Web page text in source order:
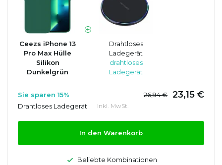
Ceezs iPhone 13
Pro Max Hülle
Silikon
Dunkelgrün
Drahtloses
Ladegerät
drahtloses
Ladegerät
Sie sparen 15% 26,94 € 23,15 €
Drahtloses Ladegerät Inkl. MwSt.
In den Warenkorb
Beliebte Kombinationen